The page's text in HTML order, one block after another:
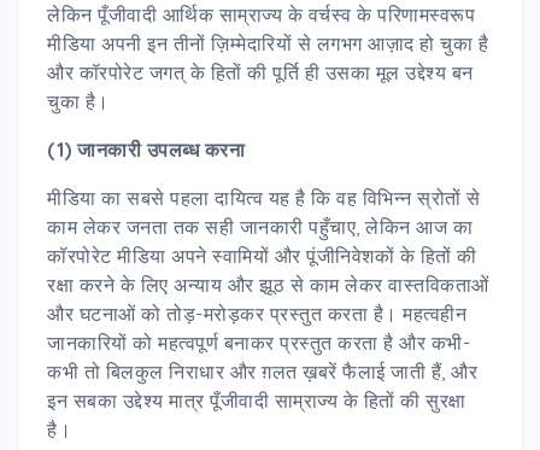
लेकिन पूँजीवादी आर्थिक साम्राज्य के वर्चस्व के परिणामस्वरूप
मीडिया अपनी इन तीनों ज़िम्मेदारियों से लगभग आज़ाद हो चुका है
और कॉरपोरेट जगत् के हितों की पूर्ति ही उसका मूल उद्देश्य बन
चुका है।
(1) जानकारी उपलब्ध करना
मीडिया का सबसे पहला दायित्व यह है कि वह विभिन्न स्रोतों से
काम लेकर जनता तक सही जानकारी पहुँचाए, लेकिन आज का
कॉरपोरेट मीडिया अपने स्वामियों और पूंजीनिवेशकों के हितों की
रक्षा करने के लिए अन्याय और झूठ से काम लेकर वास्तविकताओं
और घटनाओं को तोड़-मरोड़कर प्रस्तुत करता है। महत्वहीन
जानकारियों को महत्वपूर्ण बनाकर प्रस्तुत करता है और कभी-
कभी तो बिलकुल निराधार और ग़लत ख़बरें फैलाई जाती हैं, और
इन सबका उद्देश्य मात्र पूँजीवादी साम्राज्य के हितों की सुरक्षा
है।